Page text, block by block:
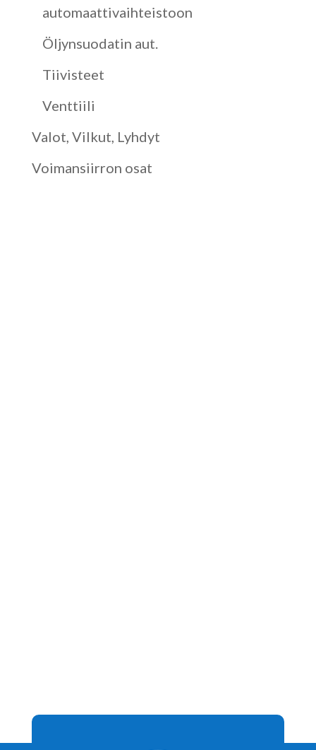
automaattivaihteistoon
Öljynsuodatin aut.
Tiivisteet
Venttiili
Valot, Vilkut, Lyhdyt
Voimansiirron osat